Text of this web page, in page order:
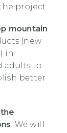
project.
mountain
(new
in
adults to
better
. We will